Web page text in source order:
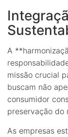
A
missão crucial
buscam não
consumidor
preservação do
As empresas